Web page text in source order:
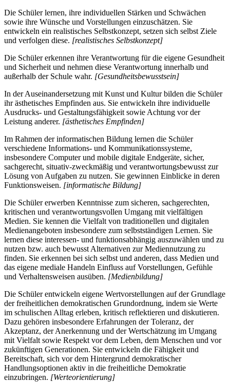
Die Schüler lernen, ihre individuellen Stärken und Schwächen
sowie ihre Wünsche und Vorstellungen einzuschätzen. Sie
entwickeln ein realistisches Selbstkonzept, setzen sich selbst Ziele
und verfolgen diese. [realistisches Selbstkonzept]
Die Schüler erkennen ihre Verantwortung für die eigene Gesundheit
und Sicherheit und nehmen diese Verantwortung innerhalb und
außerhalb der Schule wahr. [Gesundheitsbewusstsein]
In der Auseinandersetzung mit Kunst und Kultur bilden die Schüler
ihr ästhetisches Empfinden aus. Sie entwickeln ihre individuelle
Ausdrucks- und Gestaltungsfähigkeit sowie Achtung vor der
Leistung anderer. [ästhetisches Empfinden]
Im Rahmen der informatischen Bildung lernen die Schüler
verschiedene Informations- und Kommunikationssysteme,
insbesondere Computer und mobile digitale Endgeräte, sicher,
sachgerecht, situativ-zweckmäßig und verantwortungsbewusst zur
Lösung von Aufgaben zu nutzen. Sie gewinnen Einblicke in deren
Funktionsweisen. [informatische Bildung]
Die Schüler erwerben Kenntnisse zum sicheren, sachgerechten,
kritischen und verantwortungsvollen Umgang mit vielfältigen
Medien. Sie kennen die Vielfalt von traditionellen und digitalen
Medienangeboten insbesondere zum selbstständigen Lernen. Sie
lernen diese interessen- und funktionsabhängig auszuwählen und zu
nutzen bzw. auch bewusst Alternativen zur Mediennutzung zu
finden. Sie erkennen bei sich selbst und anderen, dass Medien und
das eigene mediale Handeln Einfluss auf Vorstellungen, Gefühle
und Verhaltensweisen ausüben. [Medienbildung]
Die Schüler entwickeln eigene Wertvorstellungen auf der Grundlage
der freiheitlichen demokratischen Grundordnung, indem sie Werte
im schulischen Alltag erleben, kritisch reflektieren und diskutieren.
Dazu gehören insbesondere Erfahrungen der Toleranz, der
Akzeptanz, der Anerkennung und der Wertschätzung im Umgang
mit Vielfalt sowie Respekt vor dem Leben, dem Menschen und vor
zukünftigen Generationen. Sie entwickeln die Fähigkeit und
Bereitschaft, sich vor dem Hintergrund demokratischer
Handlungsoptionen aktiv in die freiheitliche Demokratie
einzubringen. [Werteorientierung]